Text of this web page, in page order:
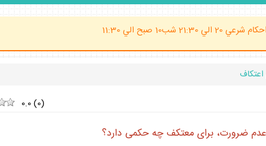
(ساعت پاسخگوي احكام شرعي 20 الي 21:30 شب10 صبح الي 11:30
0.0(0)
ضرورت، براى معتكف چه حكمى دارد؟